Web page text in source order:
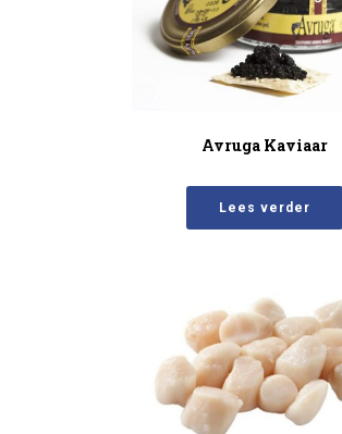
Avruga Kaviaar
Lees verder